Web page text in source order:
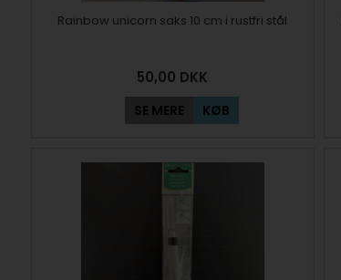
Rainbow unicorn saks 10 cm i rustfri stål
50,00 DKK
SE MERE KØB